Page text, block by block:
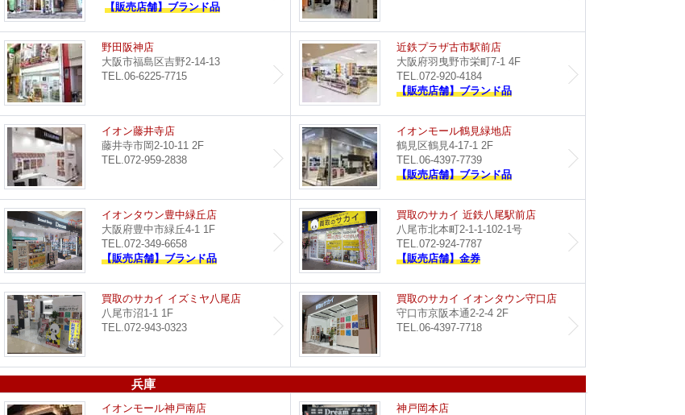
【販売店舗】ブランド品
イオンモール堺鉄砲町店
野田阪神店
大阪市福島区吉野2-14-13
TEL.06-6225-7715
野田阪神店
近鉄プラザ古市駅前店
大阪府羽曳野市栄町7-1 4F
TEL.072-920-4184
【販売店舗】ブランド品
都島店
イオン藤井寺店
藤井寺市岡2-10-11 2F
TEL.072-959-2838
イオン藤井寺店
イオンモール鶴見緑地店
鶴見区鶴見4-17-1 2F
TEL.06-4397-7739
【販売店舗】ブランド品
セブンパーク天美店
イオンタウン豊中緑丘店
大阪府豊中市緑丘4-1 1F
TEL.072-349-6658
【販売店舗】ブランド品
Dream イオンタウン豊中緑丘店
買取のサカイ 近鉄八尾駅前店
八尾市北本町2-1-1-102-1号
TEL.072-924-7787
【販売店舗】金券
買取のサカイ 堺北花田店
買取のサカイ イズミヤ八尾店
八尾市沼1-1 1F
TEL.072-943-0323
買取のサカイ イズミヤ八尾店
買取のサカイ イオンタウン守口店
守口市京阪本通2-2-4 2F
TEL.06-4397-7718
兵庫
つかしん尼崎店
イオンモール神戸南店
イオンモール神戸南店
神戸岡本店